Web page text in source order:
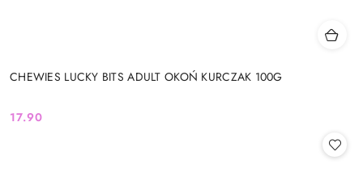
CHEWIES LUCKY BITS ADULT OKOŃ KURCZAK 100G
Cena:
17.90